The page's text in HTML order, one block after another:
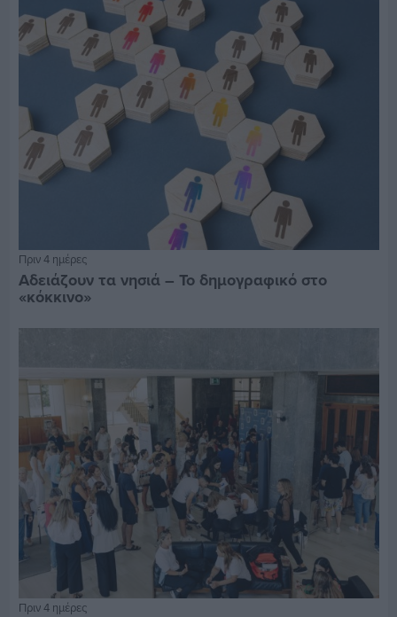
Πριν 4 ημέρες
Αδειάζουν τα νησιά – Το δημογραφικό στο
«κόκκινο»
Πριν 4 ημέρες